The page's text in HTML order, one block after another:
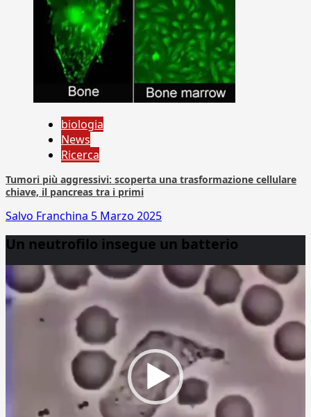
biologia
News
Ricerca
Tumori più aggressivi: scoperta una trasformazione cellulare
chiave, il pancreas tra i primi
Salvo Franchina 5 Marzo 2025
Un neutrofilo insegue un batterio
Player